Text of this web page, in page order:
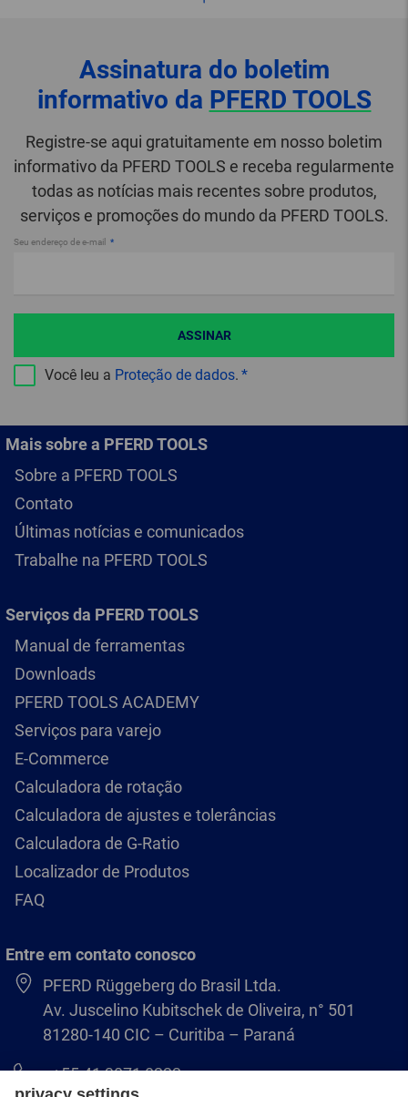
Assinatura do boletim
informativo da PFERD TOOLS
Registre-se aqui gratuitamente em nosso boletim
informativo da PFERD TOOLS e receba regularmente
todas as notícias mais recentes sobre produtos,
serviços e promoções do mundo da PFERD TOOLS.
Seu endereço de e-mail
Você leu a Proteção de dados.
ASSINAR
Mais sobre a PFERD TOOLS
Sobre a PFERD TOOLS
Contato
Últimas notícias e comunicados
Trabalhe na PFERD TOOLS
Serviços da PFERD TOOLS
Manual de ferramentas
Downloads
PFERD TOOLS ACADEMY
Serviços para varejo
E-Commerce
Calculadora de rotação
Calculadora de ajustes e tolerâncias
Calculadora de G-Ratio
Localizador de Produtos
FAQ
Entre em contato conosco
PFERD Rüggeberg do Brasil Ltda.
Av. Juscelino Kubitschek de Oliveira, n° 501
81280-140 CIC – Curitiba – Paraná
+55 41 3071 8222